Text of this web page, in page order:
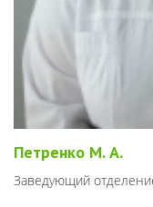
Петренко М. А.
Заведующий